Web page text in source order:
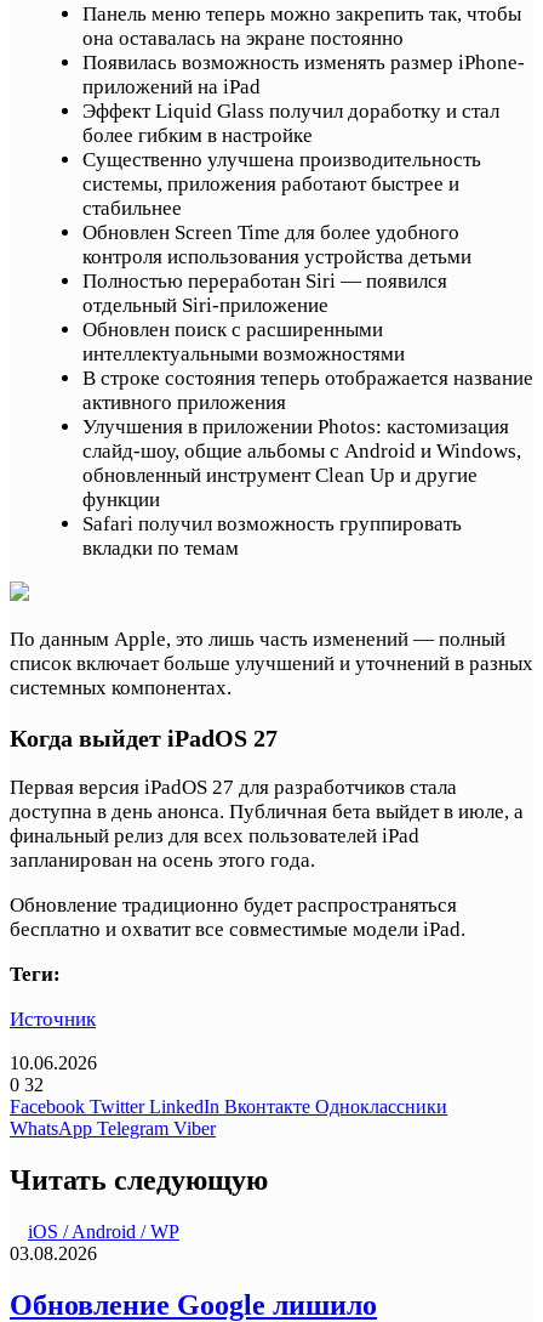
Панель меню теперь можно закрепить так, чтобы
она оставалась на экране постоянно
Появилась возможность изменять размер iPhone-
приложений на iPad
Эффект Liquid Glass получил доработку и стал
более гибким в настройке
Существенно улучшена производительность
системы, приложения работают быстрее и
стабильнее
Обновлен Screen Time для более удобного
контроля использования устройства детьми
Полностью переработан Siri — появился
отдельный Siri-приложение
Обновлен поиск с расширенными
интеллектуальными возможностями
В строке состояния теперь отображается название
активного приложения
Улучшения в приложении Photos: кастомизация
слайд-шоу, общие альбомы с Android и Windows,
обновленный инструмент Clean Up и другие
функции
Safari получил возможность группировать
вкладки по темам
По данным Apple, это лишь часть изменений — полный
список включает больше улучшений и уточнений в разных
системных компонентах.
Когда выйдет iPadOS 27
Первая версия iPadOS 27 для разработчиков стала
доступна в день анонса. Публичная бета выйдет в июле, а
финальный релиз для всех пользователей iPad
запланирован на осень этого года.
Обновление традиционно будет распространяться
бесплатно и охватит все совместимые модели iPad.
Теги:
Источник
10.06.2026
0 32
Facebook Twitter LinkedIn Вконтакте Одноклассники
WhatsApp Telegram Viber
Читать следующую
iOS / Android / WP
03.08.2026
Обновление Google лишило